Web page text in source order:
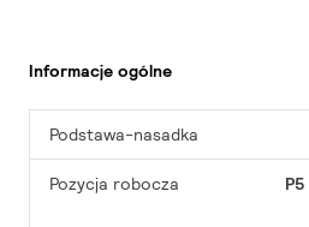
Informacje ogólne
Podstawa-nasadka
Pozycja robocza